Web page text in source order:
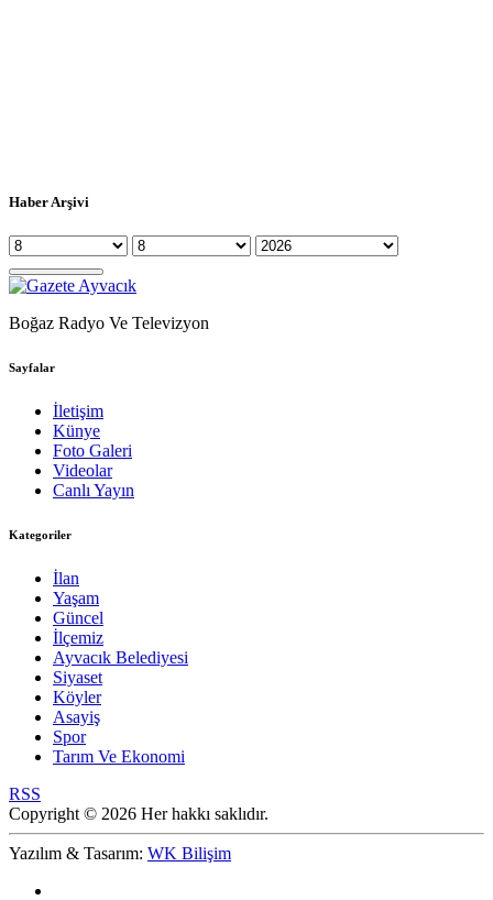
Haber Arşivi
Boğaz Radyo Ve Televizyon
Sayfalar
İletişim
Künye
Foto Galeri
Videolar
Canlı Yayın
Kategoriler
İlan
Yaşam
Güncel
İlçemiz
Ayvacık Belediyesi
Siyaset
Köyler
Asayiş
Spor
Tarım Ve Ekonomi
RSS
Copyright © 2026 Her hakkı saklıdır.
Yazılım & Tasarım: WK Bilişim